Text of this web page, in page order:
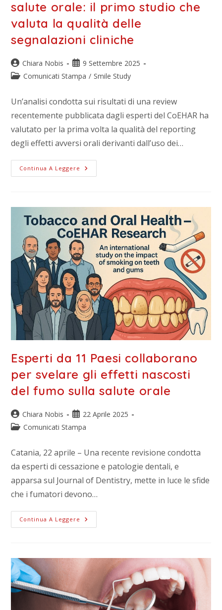
salute orale: il primo studio che
valuta la qualità delle
segnalazioni cliniche
Chiara Nobis
9 Settembre 2025
Comunicati Stampa / Smile Study
Un’analisi condotta sui risultati di una review
recentemente pubblicata dagli esperti del CoEHAR ha
valutato per la prima volta la qualità del reporting
degli effetti avversi orali derivanti dall’uso dei…
Continua A Leggere
Esperti da 11 Paesi collaborano
per svelare gli effetti nascosti
del fumo sulla salute orale
Chiara Nobis
22 Aprile 2025
Comunicati Stampa
Catania, 22 aprile – Una recente revisione condotta
da esperti di cessazione e patologie dentali, e
apparsa sul Journal of Dentistry, mette in luce le sfide
che i fumatori devono…
Continua A Leggere